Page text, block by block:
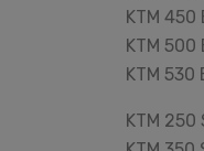
KTM 450
KTM 500
KTM 530
KTM 250